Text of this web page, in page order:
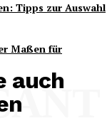
Tipps zur Auswahl
Maßen für
auch